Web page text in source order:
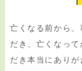
亡くなる前から
だき、亡くなっ
だき本当にありが